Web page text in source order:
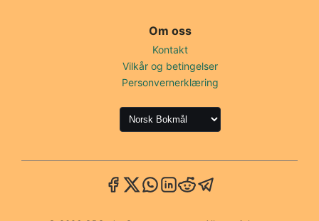
Om oss
Kontakt
Vilkår og betingelser
Personvernerklæring